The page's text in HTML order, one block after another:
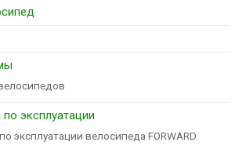
эксплуатации
эксплуатации велосипеда FORWARD